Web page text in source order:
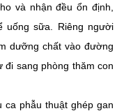
và nhận đều ổn định,
uống sữa. Riêng người
dưỡng chất vào đường
sang phòng thăm con
ca phẫu thuật ghép gan